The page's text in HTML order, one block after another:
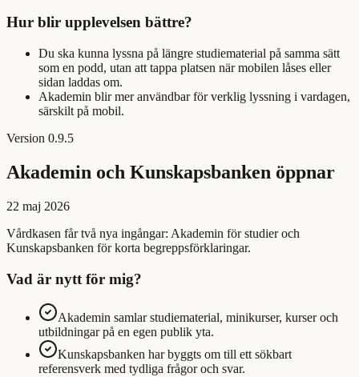
Hur blir upplevelsen bättre?
Du ska kunna lyssna på längre studiematerial på samma sätt
som en podd, utan att tappa platsen när mobilen låses eller
sidan laddas om.
Akademin blir mer användbar för verklig lyssning i vardagen,
särskilt på mobil.
Version 0.9.5
Akademin och Kunskapsbanken öppnar
22 maj 2026
Vårdkasen får två nya ingångar: Akademin för studier och
Kunskapsbanken för korta begreppsförklaringar.
Vad är nytt för mig?
Akademin samlar studiematerial, minikurser, kurser och
utbildningar på en egen publik yta.
Kunskapsbanken har byggts om till ett sökbart
referensverk med tydliga frågor och svar.